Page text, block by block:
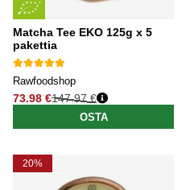
Matcha Tee EKO 125g x 5
pakettia
Rawfoodshop
73.98 €
Normaali hinta
147.97 €
OSTA
20%